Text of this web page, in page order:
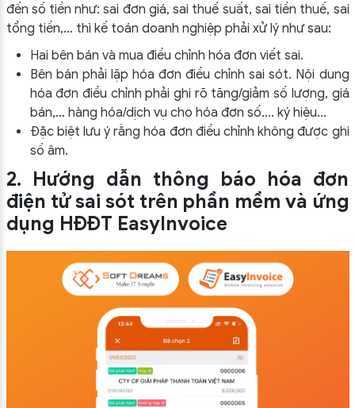
đến số tiền như: sai đơn giá, sai thuế suất, sai tiền thuế, sai
tổng tiền,… thì kế toán doanh nghiệp phải xử lý như sau:
Hai bên bán và mua điều chỉnh hóa đơn viết sai.
Bên bán phải lập hóa đơn điều chỉnh sai sót. Nội dung
hóa đơn điều chỉnh phải ghi rõ tăng/giảm số lượng, giá
bán,… hàng hóa/dịch vụ cho hóa đơn số…. ký hiệu…
Đặc biệt lưu ý rằng hóa đơn điều chỉnh không được ghi
số âm.
2. Hướng dẫn thông báo hóa đơn
điện tử sai sót trên phần mềm và ứng
dụng HĐĐT EasyInvoice